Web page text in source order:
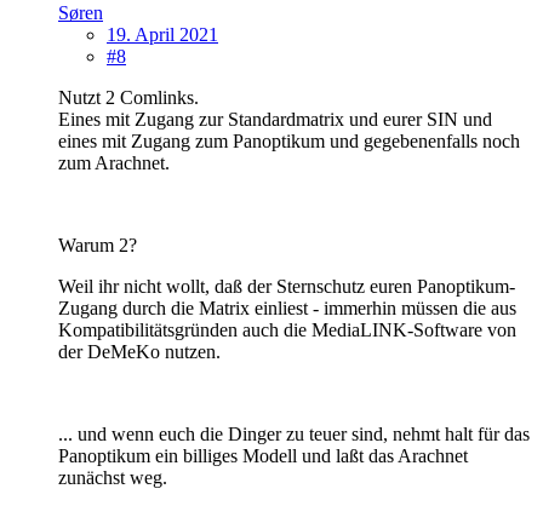
Søren
19. April 2021
#8
Nutzt 2 Comlinks.
Eines mit Zugang zur Standardmatrix und eurer SIN und
eines mit Zugang zum Panoptikum und gegebenenfalls noch
zum Arachnet.
Warum 2?
Weil ihr nicht wollt, daß der Sternschutz euren Panoptikum-
Zugang durch die Matrix einliest - immerhin müssen die aus
Kompatibilitätsgründen auch die MediaLINK-Software von
der DeMeKo nutzen.
... und wenn euch die Dinger zu teuer sind, nehmt halt für das
Panoptikum ein billiges Modell und laßt das Arachnet
zunächst weg.